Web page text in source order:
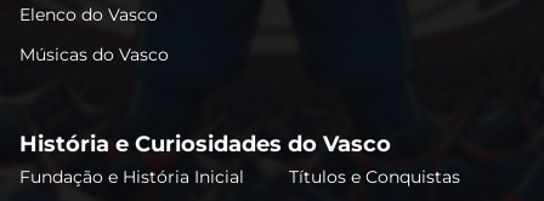
Elenco do Vasco
Músicas do Vasco
História e Curiosidades do Vasco
Fundação e História Inicial
Títulos e Conquistas